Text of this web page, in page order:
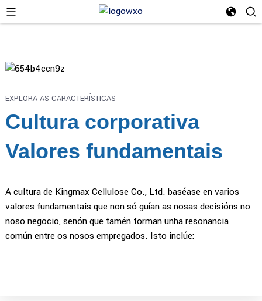
EXPLORA AS CARACTERÍSTICAS
Cultura corporativa
Valores fundamentais
A cultura de Kingmax Cellulose Co., Ltd. baséase en varios
valores fundamentais que non só guían as nosas decisións no
noso negocio, senón que tamén forman unha resonancia
común entre os nosos empregados. Isto inclúe: